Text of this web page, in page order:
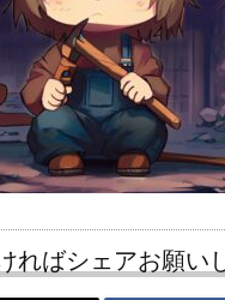
ればシェアお願い